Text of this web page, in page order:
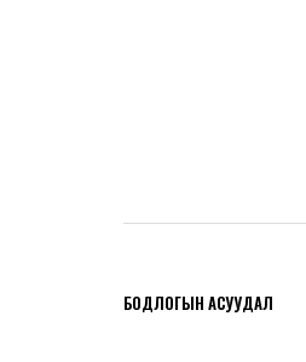
БОДЛОГЫН АСУУДАЛ